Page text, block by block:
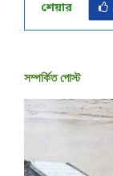
শেয়ার
সম্পর্কিত পোস্ট